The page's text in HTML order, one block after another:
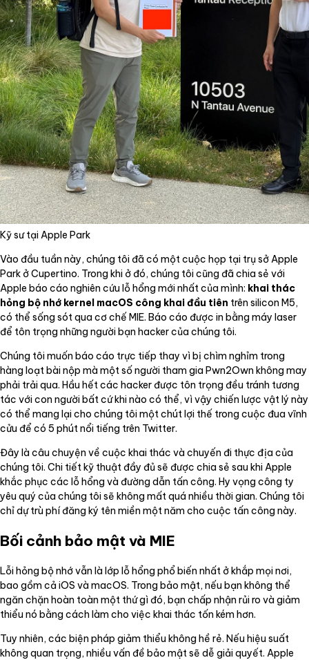
Kỹ sư tại Apple Park
Vào đầu tuần này, chúng tôi đã có một cuộc họp tại trụ sở Apple
Park ở Cupertino. Trong khi ở đó, chúng tôi cũng đã chia sẻ với
Apple báo cáo nghiên cứu lỗ hổng mới nhất của mình: khai thác
hỏng bộ nhớ kernel macOS công khai đầu tiên trên silicon M5,
có thể sống sót qua cơ chế MIE. Báo cáo được in bằng máy laser
để tôn trọng những người bạn hacker của chúng tôi.
Chúng tôi muốn báo cáo trực tiếp thay vì bị chìm nghỉm trong
hàng loạt bài nộp mà một số người tham gia Pwn2Own không may
phải trải qua. Hầu hết các hacker được tôn trọng đều tránh tương
tác với con người bất cứ khi nào có thể, vì vậy chiến lược vật lý này
có thể mang lại cho chúng tôi một chút lợi thế trong cuộc đua vĩnh
cửu để có 5 phút nổi tiếng trên Twitter.
Đây là câu chuyện về cuộc khai thác và chuyến đi thực địa của
chúng tôi. Chi tiết kỹ thuật đầy đủ sẽ được chia sẻ sau khi Apple
khắc phục các lỗ hổng và đường dẫn tấn công. Hy vọng công ty
yêu quý của chúng tôi sẽ không mất quá nhiều thời gian. Chúng tôi
chỉ dự trù phí đăng ký tên miền một năm cho cuộc tấn công này.
Bối cảnh bảo mật và MIE
Lỗi hỏng bộ nhớ vẫn là lớp lỗ hổng phổ biến nhất ở khắp mọi nơi,
bao gồm cả iOS và macOS. Trong bảo mật, nếu bạn không thể
ngăn chặn hoàn toàn một thứ gì đó, bạn chấp nhận rủi ro và giảm
thiểu nó bằng cách làm cho việc khai thác tốn kém hơn.
Tuy nhiên, các biện pháp giảm thiểu không hề rẻ. Nếu hiệu suất
không quan trọng, nhiều vấn đề bảo mật sẽ dễ giải quyết. Apple